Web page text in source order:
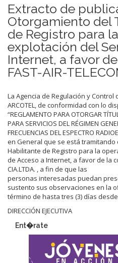
Extracto de
Otorgamiento del
de Registro para
explotación del
Internet, a favor
FAST-AIR-
La Agencia de Regulación y
ARCOTEL, de conformidad con lo
“REGLAMENTO PARA OTORGAR
PARA SERVICIOS DEL RÉGIMEN
FRECUENCIAS DEL ESPECTRO
en General que se está tramitando
Habilitante de Registro para la
de Acceso a Internet, a favor de la
CIA.LTDA. , a fin de que las
personas interesadas puedan
sustento sus observaciones en la
término de hasta tres (3) días
DIRECCIÓN EJECUTIVA
Ent�rate